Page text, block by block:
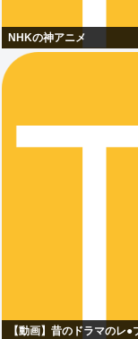
NHKの神アニメ
【動画】昔のドラマのレ